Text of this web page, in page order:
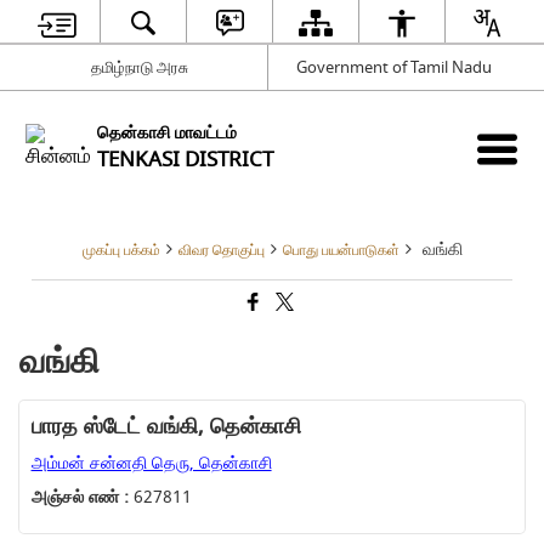
தமிழ்நாடு அரசு Government of Tamil Nadu
தென்காசி மாவட்டம்
TENKASI DISTRICT
முகப்பு பக்கம் விவர தொகுப்பு பொது பயன்பாடுகள் வங்கி
வங்கி
பாரத ஸ்டேட் வங்கி, தென்காசி
அம்மன் சன்னதி தெரு, தென்காசி
அஞ்சல் எண் :627811